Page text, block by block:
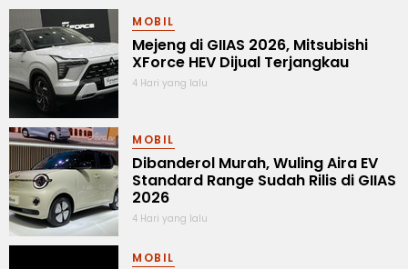
MOBIL
Mejeng di GIIAS 2026, Mitsubishi
XForce HEV Dijual Terjangkau
4 Hari yang lalu
MOBIL
Dibanderol Murah, Wuling Aira EV
Standard Range Sudah Rilis di GIIAS
2026
4 Hari yang lalu
MOBIL